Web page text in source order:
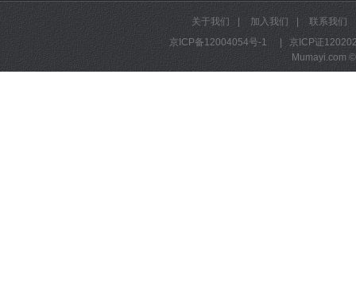
关于我们 加入我们 联系我们
京ICP备12004054号-1
京ICP证
Mumayi.com